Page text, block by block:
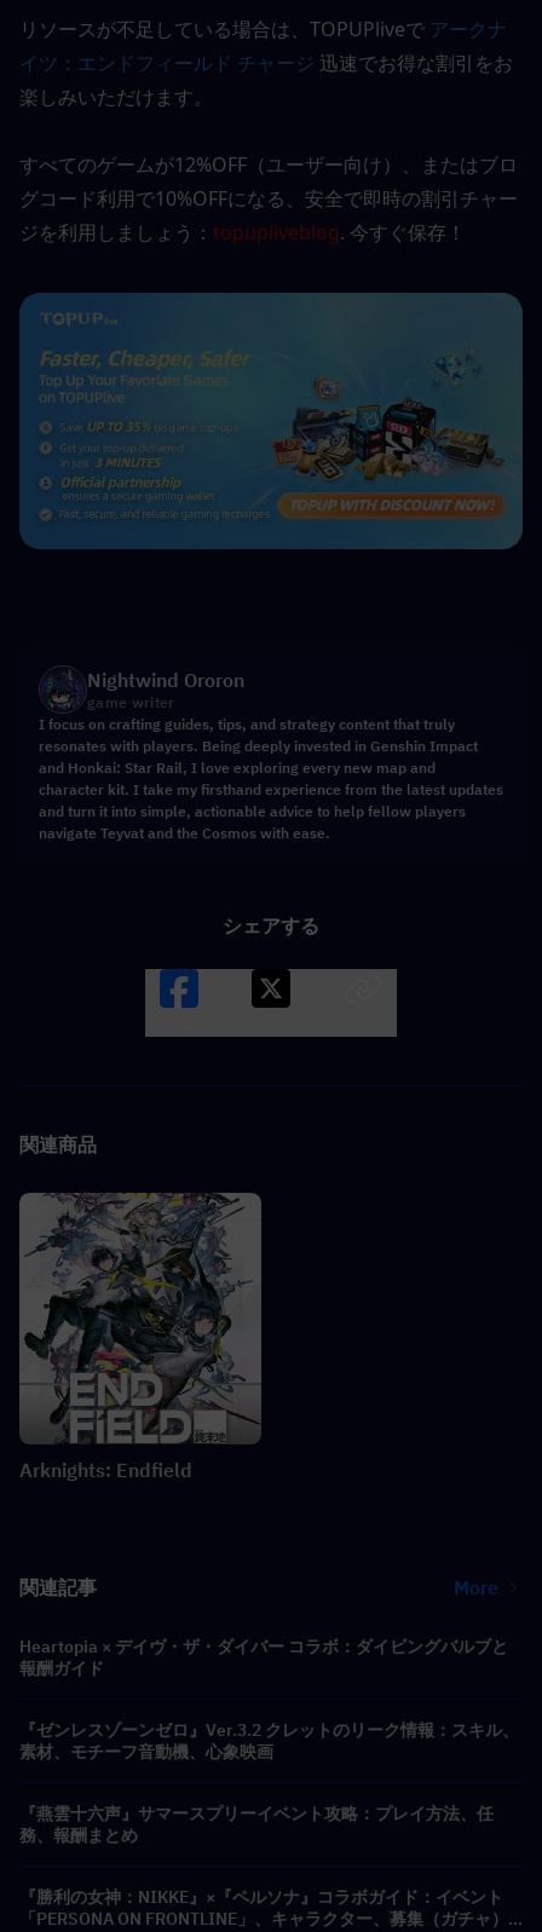
リソースが不足している場合は、TOPUPliveで アークナ
イツ：エンドフィールド チャージ 迅速でお得な割引をお
楽しみいただけます。
すべてのゲームが12%OFF（ユーザー向け）、またはブロ
グコード利用で10%OFFになる、安全で即時の割引チャー
ジを利用しましょう： topupliveblog. 今すぐ保存！
Nightwind Ororon
game writer
I focus on crafting guides, tips, and strategy content that truly
resonates with players. Being deeply invested in Genshin Impact
and Honkai: Star Rail, I love exploring every new map and
character kit. I take my firsthand experience from the latest updates
and turn it into simple, actionable advice to help fellow players
navigate Teyvat and the Cosmos with ease.
シェアする
関連商品
Arknights: Endfield
関連記事 More
Heartopia × デイヴ・ザ・ダイバー コラボ：ダイビングバルブと
報酬ガイド
『ゼンレスゾーンゼロ』Ver.3.2 クレットのリーク情報：スキル、
素材、モチーフ音動機、心象映画
『燕雲十六声』サマースプリーイベント攻略：プレイ方法、任
務、報酬まとめ
『勝利の女神：NIKKE』×『ペルソナ』コラボガイド：イベント
「PERSONA ON FRONTLINE」、キャラクター、募集（ガチャ）